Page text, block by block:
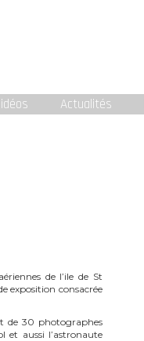
Actualités
de l’ile de St
exposition consacrée
de 30 photographes
et aussi l’astronaute